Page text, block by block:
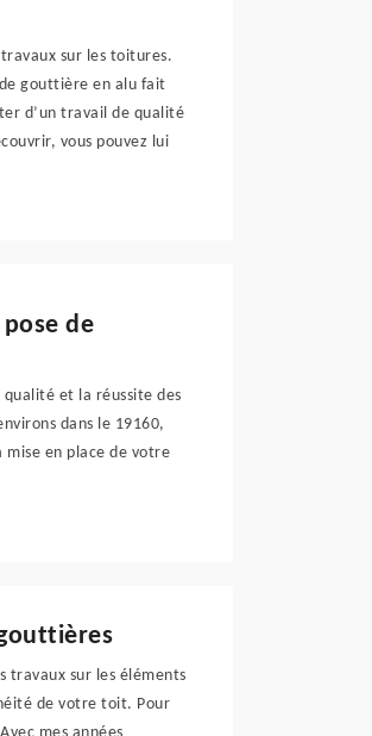
sur les toitures.
de gouttière en alu fait
d’un travail de qualité
vous pouvez lui
de
et la réussite des
dans le 19160,
mise en place de votre
travaux sur les éléments
de votre toit. Pour